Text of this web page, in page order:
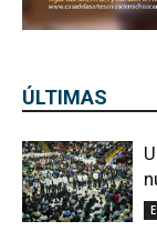
ÚLTIMAS